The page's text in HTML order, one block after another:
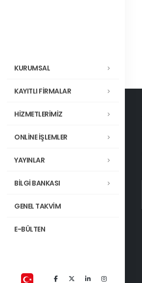
KURUMSAL
KAYITLI FİRMALAR
HİZMETLERİMİZ
ONLİNE İŞLEMLER
YAYINLAR
BİLGİ BANKASI
GENEL TAKVİM
E-BÜLTEN